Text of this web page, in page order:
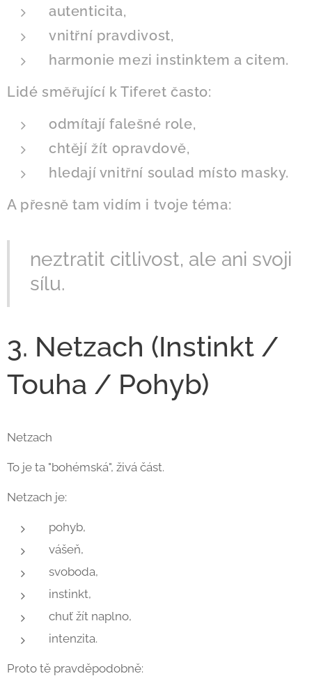
autenticita,
vnitřní pravdivost,
harmonie mezi instinktem a citem.
Lidé směřující k Tiferet často:
odmítají falešné role,
chtějí žít opravdově,
hledají vnitřní soulad místo masky.
A přesně tam vidím i tvoje téma:
neztratit citlivost, ale ani svoji
sílu.
3. Netzach (Instinkt /
Touha / Pohyb)
Netzach
To je ta "bohémská", živá část.
Netzach je:
pohyb,
vášeň,
svoboda,
instinkt,
chuť žít naplno,
intenzita.
Proto tě pravděpodobně: